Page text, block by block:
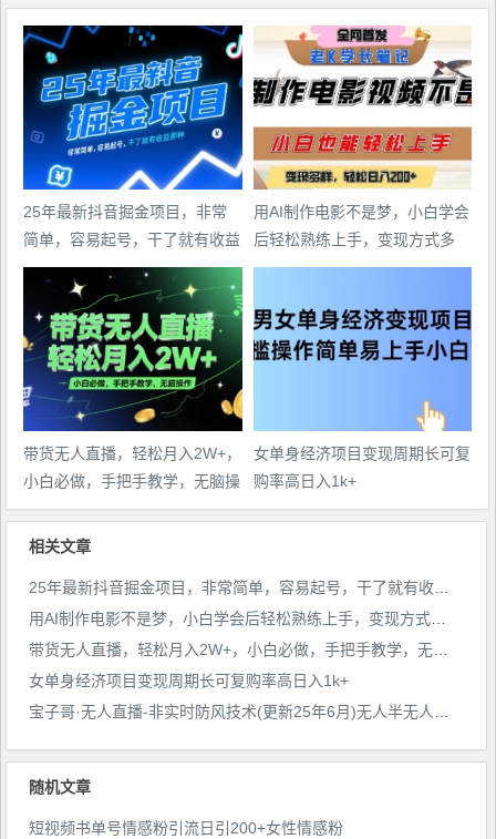
25年最新抖音掘金项目，非常
简单，容易起号，干了就有收益
那种
用AI制作电影不是梦，小白学会
后轻松熟练上手，变现方式多
样，日入2张+
带货无人直播，轻松月入2W+，
小白必做，手把手教学，无脑操
作(附学习资料)
女单身经济项目变现周期长可复
购率高日入1k+
相关文章
25年最新抖音掘金项目，非常简单，容易起号，干了就有收益那种
用AI制作电影不是梦，小白学会后轻松熟练上手，变现方式多样，日入2张+
带货无人直播，轻松月入2W+，小白必做，手把手教学，无脑操作(附学习资料)
女单身经济项目变现周期长可复购率高日入1k+
宝子哥·无人直播-非实时防风技术(更新25年6月)无人半无人直播
随机文章
短视频书单号情感粉引流日引200+女性情感粉